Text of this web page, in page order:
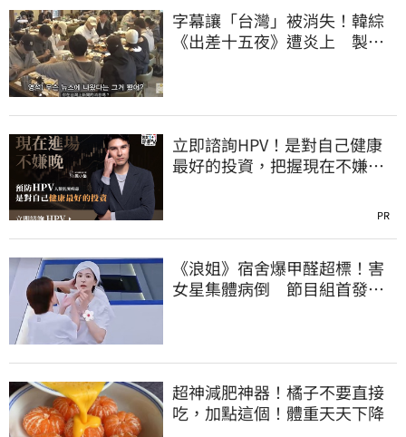
字幕讓「台灣」被消失！韓綜
《出差十五夜》遭炎上 製作
立即諮詢HPV！是對自己健康
最好的投資，把握現在不嫌
PR
《浪姐》宿舍爆甲醛超標！害
女星集體病倒 節目組首發聲
超神減肥神器！橘子不要直接
吃，加點這個！體重天天下降